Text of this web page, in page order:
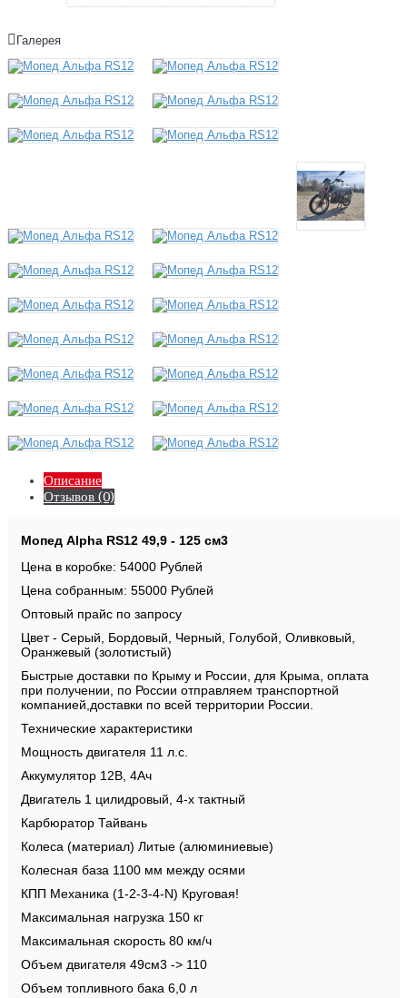
Галерея
Описание
Отзывов (0)
Мопед Alpha RS12 49,9 - 125 см3
Цена в коробке: 54000 Рублей
Цена собранным: 55000 Рублей
Оптовый прайс по запросу
Цвет - Серый, Бордовый, Черный, Голубой, Оливковый,
Оранжевый (золотистый)
Быстрые доставки по Крыму и России, для Крыма, оплата
при получении, по России отправляем транспортной
компанией,доставки по всей территории России.
Технические характеристики
Мощность двигателя 11 л.с.
Аккумулятор 12В, 4Ач
Двигатель 1 цилидровый, 4-х тактный
Карбюратор Тайвань
Колеса (материал) Литые (алюминиевые)
Колесная база 1100 мм между осями
КПП Механика (1-2-3-4-N) Круговая!
Максимальная нагрузка 150 кг
Максимальная скорость 80 км/ч
Объем двигателя 49см3 -> 110
Объем топливного бака 6,0 л